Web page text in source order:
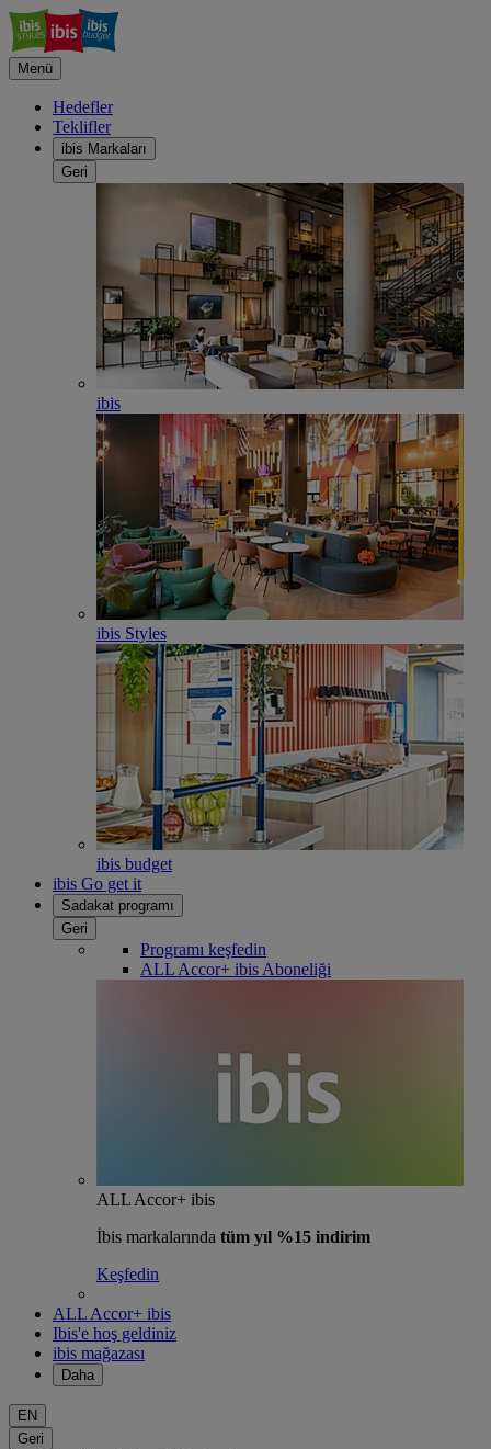
Menü
Hedefler
Teklifler
ibis Markaları
Geri
ibis
ibis Styles
ibis budget
ibis Go get it
Sadakat programı
Geri
Programı keşfedin
ALL Accor+ ibis Aboneliği
ALL Accor+ ibis
İbis markalarında tüm yıl %15 indirim
Keşfedin
ALL Accor+ ibis
Ibis'e hoş geldiniz
ibis mağazası
Daha
EN
Geri